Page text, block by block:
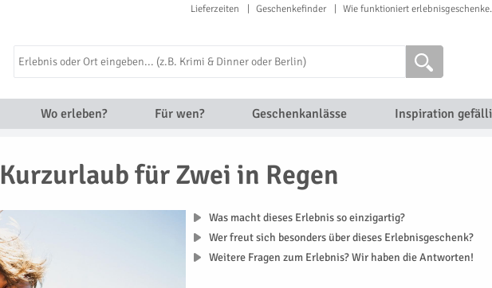
Lieferzeiten Geschenkefinder Wie funktioniert
Wo erleben? Für wen? Geschenkanlässe Inspiration
Kurzurlaub für Zwei in Regen
Was macht dieses Erlebnis so einzigartig?
Wer freut sich besonders über dieses Erlebnisgeschenk?
Weitere Fragen zum Erlebnis? Wir haben die Antworten!